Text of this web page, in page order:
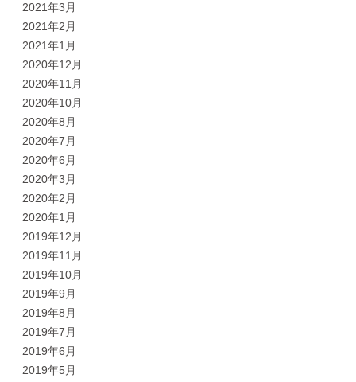
2021年3月
2021年2月
2021年1月
2020年12月
2020年11月
2020年10月
2020年8月
2020年7月
2020年6月
2020年3月
2020年2月
2020年1月
2019年12月
2019年11月
2019年10月
2019年9月
2019年8月
2019年7月
2019年6月
2019年5月